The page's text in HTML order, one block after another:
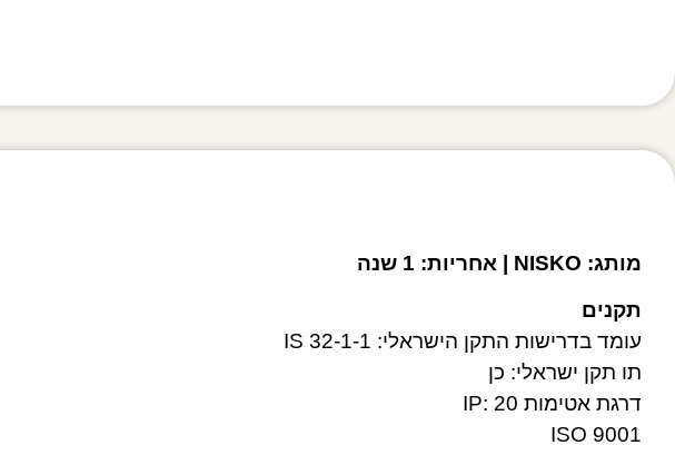
מותג: NISKO | אחריות: 1 שנה
תקנים
עומד בדרישות התקן הישראלי: IS 32-1-1
תו תקן ישראלי: כן
דרגת אטימות IP: 20
ISO 9001